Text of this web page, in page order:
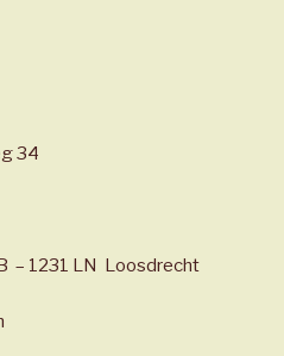
34
– 1231 LN Loosdrecht